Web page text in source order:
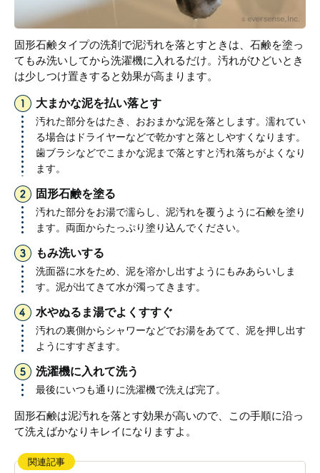
固形石鹸タイプの洗剤で泥汚れを落とすときは、石鹸を塗っ
てもみ洗いしてから洗濯機に入れるだけ。汚れがひどいとき
は少しつけ置きすると効果が高まります。
大まかな泥を払い落とす
汚れた部分をはたき、おおまかな泥を落とします。濡れてい
る場合はドライヤーなどで乾かすと落としやすくなります。
歯ブラシなどでこまかな泥まで落とすと汚れ落ちがよくなり
ます。
固形石鹸を塗る
汚れた部分をお湯で濡らし、泥汚れを覆うように石鹸を塗り
ます。両面からたっぷり塗り込んでください。
もみ洗いする
洗面器に水をため、泥を溶かし出すようにもみあらいしま
す。泥が出てきて水が濁ってきます。
水やぬるま湯でよくすすぐ
汚れの裏側からシャワーなどでお湯をあてて、泥を押し出す
ようにすすぎます。
洗濯機に入れて洗う
最後にいつも通りに洗濯機で洗えば完了。
固形石鹸は泥汚れを落とす効果が高いので、この手順に沿っ
て洗えばかなりキレイになりますよ。
関連記事